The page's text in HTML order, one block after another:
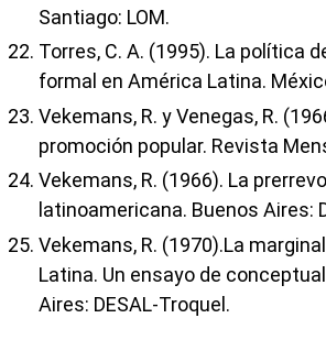
Santiago: LOM.
Torres, C. A. (1995). La política
formal en América Latina.
Vekemans, R. y Venegas, R.
promoción popular. Revista
Vekemans, R. (1966). La
latinoamericana. Buenos Aires:
Vekemans, R. (1970).La
Latina. Un ensayo de
Aires: DESAL-Troquel.